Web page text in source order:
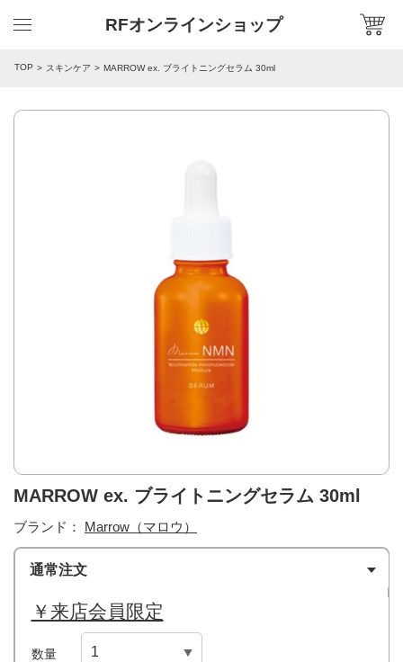
RFオンラインショップ
TOP スキンケア MARROW ex. ブライトニングセラム 30ml
MARROW ex. ブライトニングセラム 30ml
ブランド： Marrow（マロウ）
通常注文
￥来店会員限定
数量